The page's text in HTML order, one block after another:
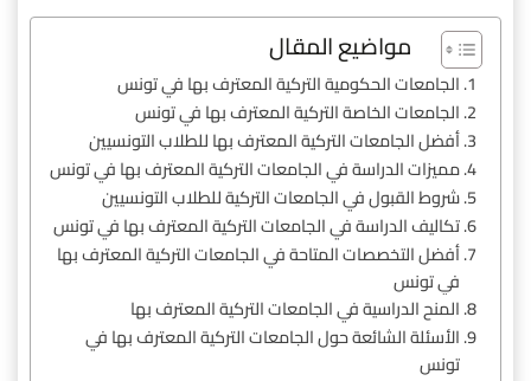
مواضيع المقال
الجامعات الحكومية التركية المعترف بها في تونس
الجامعات الخاصة التركية المعترف بها في تونس
أفضل الجامعات التركية المعترف بها للطلاب التونسيين
مميزات الدراسة في الجامعات التركية المعترف بها في تونس
شروط القبول في الجامعات التركية للطلاب التونسيين
تكاليف الدراسة في الجامعات التركية المعترف بها في تونس
أفضل التخصصات المتاحة في الجامعات التركية المعترف بها
في تونس
المنح الدراسية في الجامعات التركية المعترف بها
الأسئلة الشائعة حول الجامعات التركية المعترف بها في
تونس